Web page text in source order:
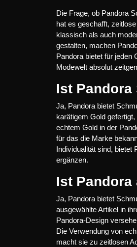
Die Frage, ob Pandora
hat es geschafft,
klassisch als auch
gestalten, machen
Pandora bietet für
Modewelt absolut
Ist
Ja, Pandora bietet
karätigem Gold
echtem Gold in der
für das die Marke
Individualität sind, bietet
ergänzen.
Ist Pandora
Ja, Pandora bietet
ausgewählte Artikel in
Pandora-Design
Die Verwendung von
macht sie zu zeitlosen